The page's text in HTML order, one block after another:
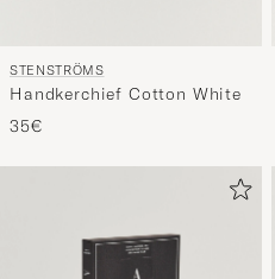
STENSTRÖMS
Handkerchief Cotton White
35€